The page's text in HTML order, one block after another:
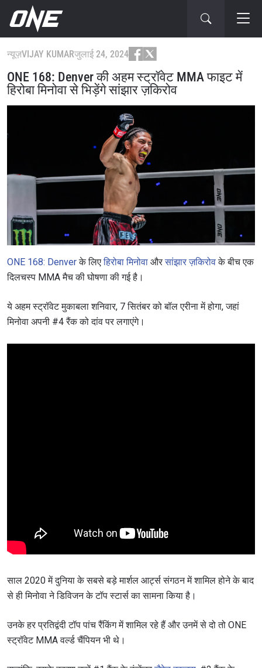
न्यूज़VIJAY KUMARजुलाई 24, 2024
ONE 168: Denver की अहम स्ट्रॉवेट MMA फाइट में
हिरोबा मिनोवा से भिड़ेंगे सांझार ज़किरोव
ONE 168: Denverके लिएहिरोबा मिनोवा औरसांझार ज़किरोवके बीच एक
दिलचस्प MMA मैच की घोषणा की गई है।
ये अहम स्ट्रॉवेट मुकाबला शनिवार, 7 सितंबर को बॉल एरीना में होगा, जहां
मिनोवा अपनी #4 रैंक को दांव पर लगाएंगे।
साल 2020 में दुनिया के सबसे बड़े मार्शल आर्ट्स संगठन में शामिल होने के बाद
से ही मिनोवा ने डिविजन के टॉप स्टार्स का सामना किया है।
उनके हर प्रतिद्वंदी टॉप पांच रैंकिंग में शामिल रहे हैं और उनमें से दो तो ONE
स्ट्रॉवेट MMA वर्ल्ड चैंपियन भी थे।